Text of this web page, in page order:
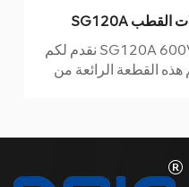
نقدم لكم SG120A 600V رافعة شوكية وموصل طاقة
هذه القطعة الرائعة من